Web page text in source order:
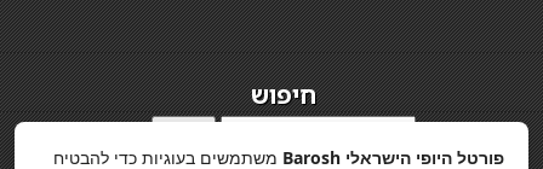
חיפוש
פורטל היופי הישראלי Barosh משתמשים בעוגיות כדי להבטיח